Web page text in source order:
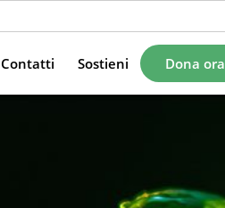
Contatti Sostieni Dona ora